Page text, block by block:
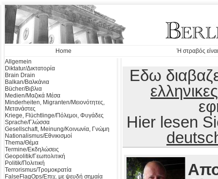
Home
Ή στραβός
Allgemein
Diktatur/Δικτατορία
Brain Drain
Balkan/Βαλκάνια
Bücher/Βιβλια
Medien/Μαζικά Μέσα
Minderheiten, Migranten/Μειονότητες,
Μετανάστες
Kriege, Flüchtlinge/Πόλεμοι, Φυγάδες
Sprache/Γλώσσα
Gesellschaft, Meinung/Κοινωνία, Γνώμη
Nationalismus/Εθνικισμοί
Thema/Θέμα
Termine/Εκδηλώσεις
Geopolitik/Γεωπολιτική
Politik/Πολιτική
Terrorismus/Τρομοκρατία
FalseFlagOps/Επιχ. με ψευδή σημαία
Εδω
ελληνικες
Hier lesen